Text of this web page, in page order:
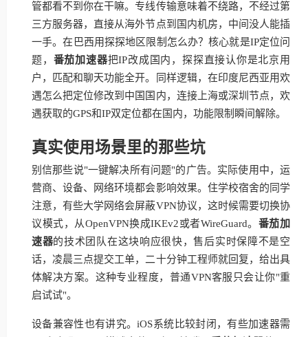
管都看不到你在干嘛。专线传输意味着不绕路，不经过第
三方服务器，直接从海外节点到国内机房，中间没人能插
一手。在巴西用探探地区限制怎么办？核心就是IP定位问
题， 番茄加速器把IP改成国内，探探直接认你是北京用
户，匹配和聊天功能全开。同样逻辑，在印度尼西亚用欢
遇怎么把定位修改到中国国内，连接上海或深圳节点，欢
遇获取的GPS和IP双定位都在国内，功能限制瞬间解除。
真实使用场景里的那些坑
别信那些说"一键解决所有问题"的广告。实际使用中，运
营商、设备、网络环境都会影响效果。住学校宿舍的同学
注意，有些大学网络会屏蔽VPN协议，这时候需要切换协
议模式，从OpenVPN换成IKEv2或者WireGuard。 番茄加
速器的技术团队在这块响应很快，售后实时保障不是空
话，凌晨三点提交工单，二十分钟工程师就回复，给出具
体解决方案。这种专业程度，普通VPN客服只会让你"重
启试试"。
设备兼容性也有讲究。iOS系统比较封闭，有些加速器需